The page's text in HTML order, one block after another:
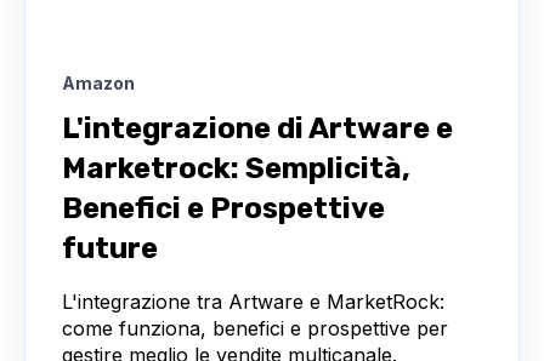
Amazon
L'integrazione di Artware e
Marketrock: Semplicità,
Benefici e Prospettive
future
L'integrazione tra Artware e MarketRock:
come funziona, benefici e prospettive per
gestire meglio le vendite multicanale.